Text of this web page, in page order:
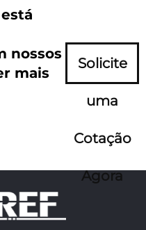
nossos
mais
Solicite
uma
Cotação
Agora